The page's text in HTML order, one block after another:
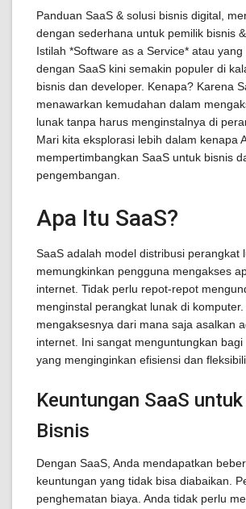
Panduan SaaS & solusi bisnis digital,
dengan sederhana untuk pemilik bisnis
Istilah *Software as a Service* atau
dengan SaaS kini semakin populer di
bisnis dan developer. Kenapa? Karena
menawarkan kemudahan dalam
lunak tanpa harus menginstalnya di
Mari kita eksplorasi lebih dalam kenapa
mempertimbangkan SaaS untuk bisnis
pengembangan.
Apa Itu SaaS?
SaaS adalah model distribusi perangkat
memungkinkan pengguna mengakses
internet. Tidak perlu repot-repot
menginstal perangkat lunak di komputer.
mengaksesnya dari mana saja asalkan
internet. Ini sangat menguntungkan bagi
yang menginginkan efisiensi dan
Keuntungan SaaS
Bisnis
Dengan SaaS, Anda mendapatkan
keuntungan yang tidak bisa diabaikan.
penghematan biaya. Anda tidak perlu